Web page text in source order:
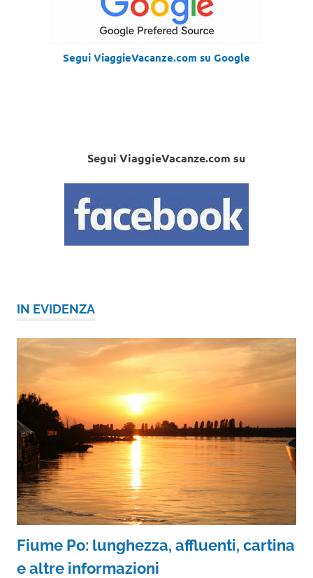
Segui ViaggieVacanze.com su Google
Segui ViaggieVacanze.com su
IN EVIDENZA
Fiume Po: lunghezza, affluenti, cartina
e altre informazioni